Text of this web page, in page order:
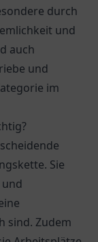
durch
und
auch
und
im
Sie
sind. Zudem